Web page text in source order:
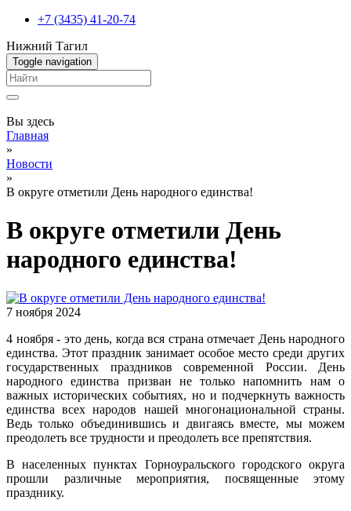
+7 (3435) 41-20-74
Нижний Тагил
Toggle navigation
Вы здесь
Главная
»
Новости
»
В округе отметили День народного единства!
В округе отметили День
народного единства!
7 ноября 2024
4 ноября - это день, когда вся страна отмечает День народного
единства. Этот праздник занимает особое место среди других
государственных праздников современной России. День
народного единства призван не только напомнить нам о
важных исторических событиях, но и подчеркнуть важность
единства всех народов нашей многонациональной страны.
Ведь только объединившись и двигаясь вместе, мы можем
преодолеть все трудности и преодолеть все препятствия.
В населенных пунктах Горноуральского городского округа
прошли различные мероприятия, посвященные этому
празднику.